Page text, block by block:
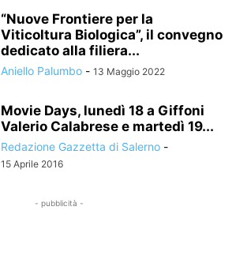
“Nuove Frontiere per la
Viticoltura Biologica”, il convegno
dedicato alla filiera...
Aniello Palumbo - 13 Maggio 2022
Movie Days, lunedì 18 a Giffoni
Valerio Calabrese e martedì 19...
Redazione Gazzetta di Salerno -
15 Aprile 2016
- pubblicità -